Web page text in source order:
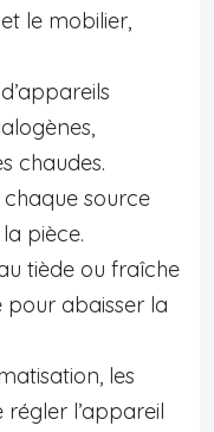
le mobilier,
chaudes.
chaque source
pièce.
tiède ou fraîche
pour abaisser la
les
l’appareil